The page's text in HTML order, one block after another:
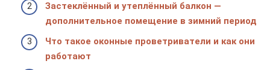
Застеклённый и утеплённый балкон —
дополнительное помещение в зимний период
Что такое оконные проветриватели и как они
работают